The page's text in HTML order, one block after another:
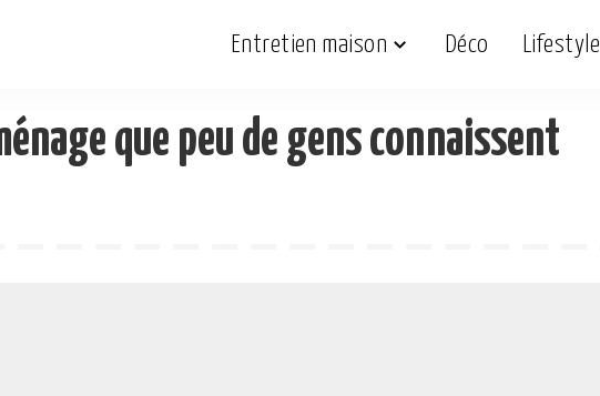
Entretien maison Déco Lifestyle
que peu de gens connaissent